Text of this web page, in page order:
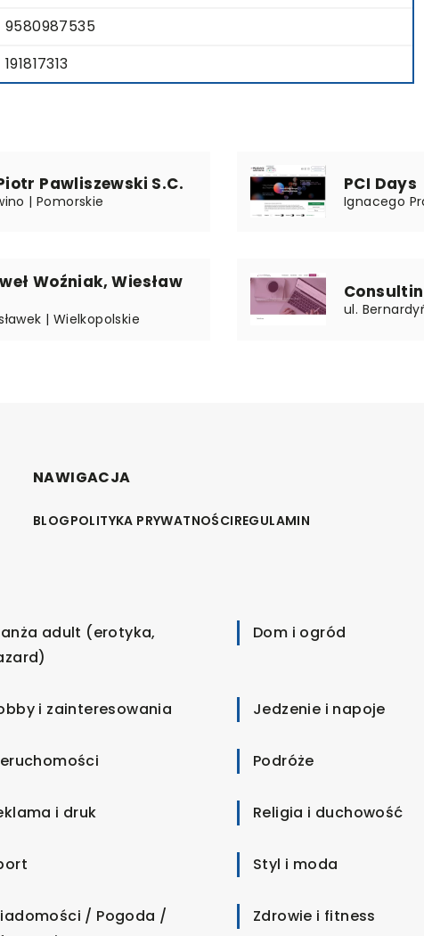
9580987535
191817313
Pawliszewski S.C.
| Pomorskie
PCI Days
Ignacego
Woźniak, Wiesław
| Wielkopolskie
ul.
NAWIGACJA
BLOGPOLITYKA PRYWATNOŚCIREGULAMIN
adult (erotyka,
Dom i ogród
i zainteresowania Jedzenie i napoje
Podróże
i druk Religia i duchowość
Styl i moda
/ Pogoda /
Zdrowie i fitness